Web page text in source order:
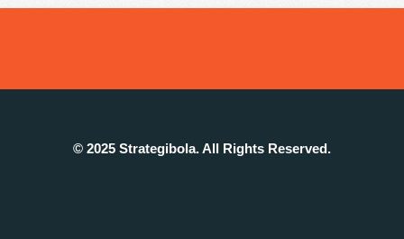
© 2025 Strategibola. All Rights Reserved.